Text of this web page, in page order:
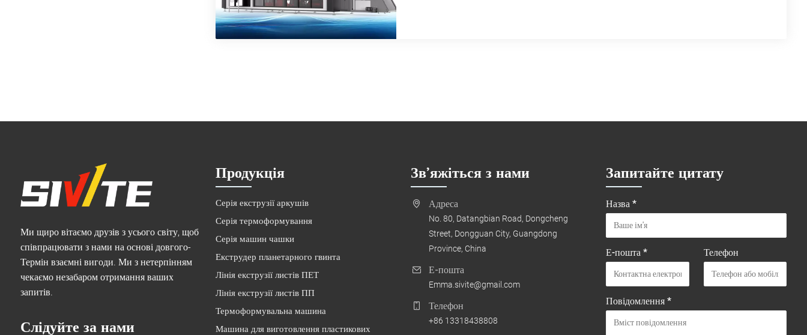
Ми щиро вітаємо друзів з усього світу, щоб
співпрацювати з нами на основі довгого-
Термін взаємні вигоди. Ми з нетерпінням
чекаємо незабаром отримання ваших
запитів.
Слідуйте за нами
Продукція
Серія екструзії аркушів
Серія термоформування
Серія машин чашки
Екструдер планетарного гвинта
Лінія екструзії листів ПЕТ
Лінія екструзії листів ПП
Термоформувальна машина
Машина для виготовлення пластикових
Зв’яжіться з нами
Адреса
No. 80, Datangbian Road, Dongcheng
Street, Dongguan City, Guangdong
Province, China
Е-пошта
Emma.sivite@gmail.com
Телефон
+86 13318438808
Запитайте цитату
Назва *
Е-пошта * Телефон
Повідомлення *